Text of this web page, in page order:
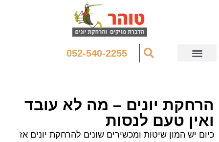
052-540-2255
הרחקת יונים – מה לא עובד
ואין טעם לנסות
כיום יש המון שיטות ומכשירים שונים להרחקת יונים אז